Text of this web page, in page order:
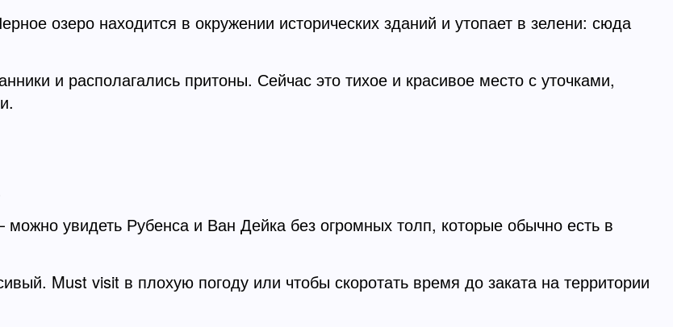
озеро находится в окружении исторических зданий и утопает в зелени: сюда
и располагались притоны. Сейчас это тихое и красивое место с уточками,
увидеть Рубенса и Ван Дейка без огромных толп, которые обычно есть в
Must visit в плохую погоду или чтобы скоротать время до заката на территории